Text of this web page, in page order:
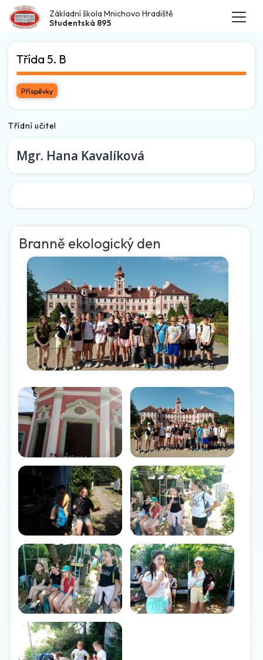
Základní škola Mnichovo Hradiště
Studentská 895
Třída 5. B
Příspěvky
Třídní učitel
Mgr. Hana Kavalíková
Branně ekologický den